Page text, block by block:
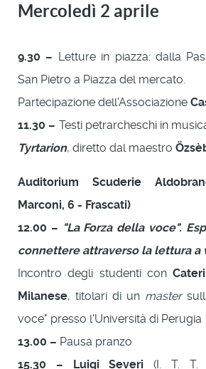
Mercoledì 2 aprile
9.30 – Letture in piazza: dalla
San Pietro a Piazza del mercato.
Partecipazione dell'Associazione
11.30 – Testi petrarcheschi in
Tyrtarion, diretto dal maestro
Auditorium Scuderie
Marconi, 6 - Frascati)
12.00 – "La Forza della voce".
connettere attraverso la lettura a
Incontro degli studenti con
Milanese, titolari di un master
voce" presso l'Università di Perugia
13.00 – Pausa pranzo
15.30 – Luigi Severi (I. T. T.